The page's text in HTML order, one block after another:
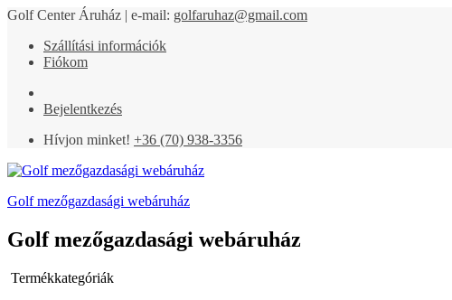
Golf Center Áruház | e-mail: golfaruhaz@gmail.com
Szállítási információk
Fiókom
Bejelentkezés
Hívjon minket! +36 (70) 938-3356
Golf mezőgazdasági webáruház
Golf mezőgazdasági webáruház
Termékkategóriák